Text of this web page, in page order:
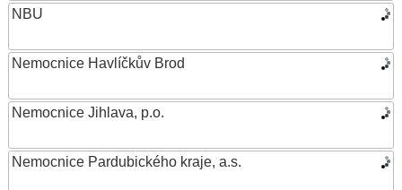
NBU
Nemocnice Havlíčkův Brod
Nemocnice Jihlava, p.o.
Nemocnice Pardubického kraje, a.s.